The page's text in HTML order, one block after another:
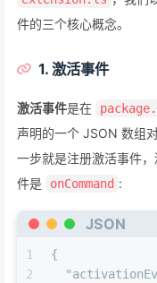
件的三个核心概念。
1. 激活事件
激活事件是在
声明的一个 JSON 数组
一步就是注册激活事件
件是
onCommand :
JSON
1
2
{